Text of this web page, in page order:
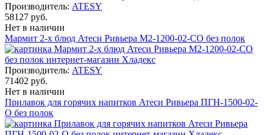
Производитель: ATESY
58127 руб.
Нет в наличии
Мармит 2-х блюд Атеси Ривьера М2-1200-02-СО без полок
Производитель: ATESY
71402 руб.
Нет в наличии
Прилавок для горячих напитков Атеси Ривьера ПГН-1500-02-
О без полок